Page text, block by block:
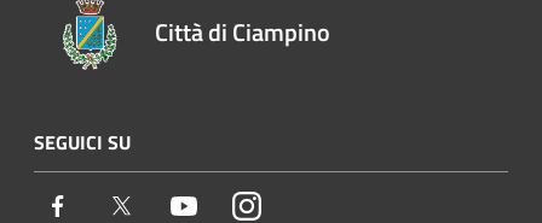
Città di Ciampino
SEGUICI SU
Facebook Twitter YoutubeInstagram